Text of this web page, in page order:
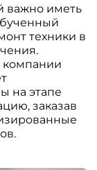
важно иметь
техники в
компании
на этапе
заказав